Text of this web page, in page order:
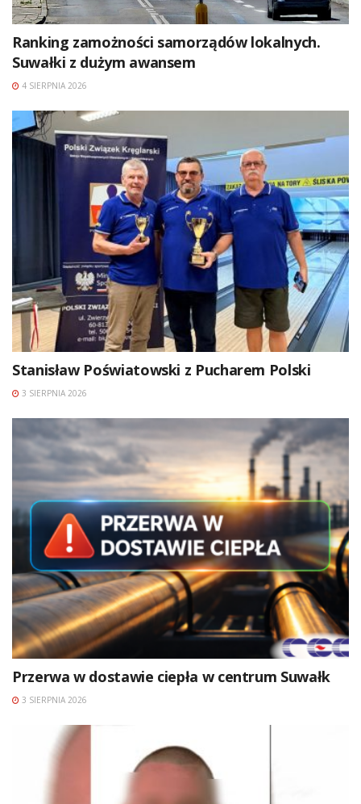
Ranking zamożności samorządów lokalnych.
Suwałki z dużym awansem
4 SIERPNIA 2026
Stanisław Poświatowski z Pucharem Polski
3 SIERPNIA 2026
Przerwa w dostawie ciepła w centrum Suwałk
3 SIERPNIA 2026